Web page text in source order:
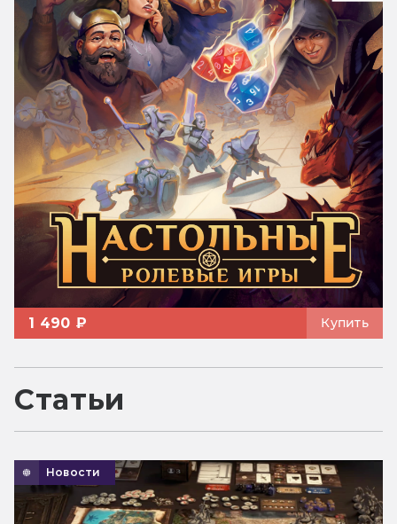
1 490 ₽ Купить
Статьи
Новости